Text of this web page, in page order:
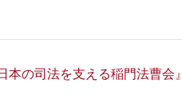
本の司法を支える稲門法曹会』